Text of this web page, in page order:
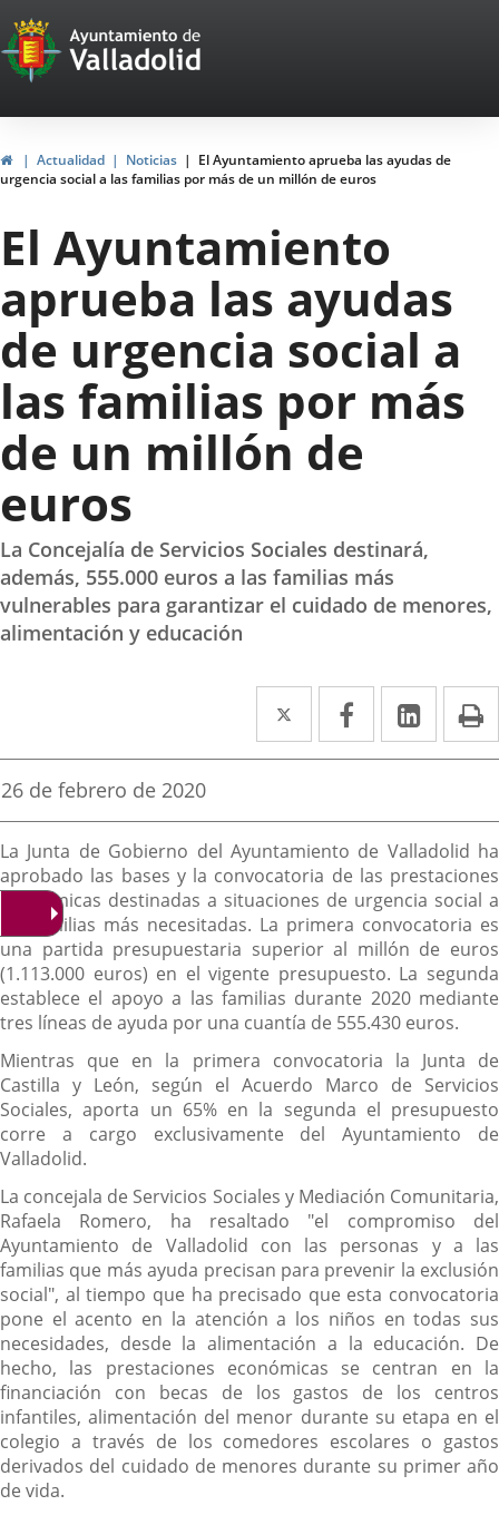
Portal
Web
del
Ayuntamiento
de
Valladolid
InicioActualidad Noticias
El Ayuntamiento aprueba las ayudas de
urgencia social a las familias por más de un millón de euros
El Ayuntamiento
aprueba las ayudas
de urgencia social a
las familias por más
de un millón de
euros
La Concejalía de Servicios Sociales destinará,
además, 555.000 euros a las familias más
vulnerables para garantizar el cuidado de menores,
alimentación y educación
Twitter
Enlace
a
aplicación
externa.
Facebook
Enlace
a
aplicación
externa.
Enlace
a
Fecha
la
noticia
26 de febrero de 2020
Descripción
La Junta de Gobierno del Ayuntamiento de Valladolid ha
aprobado las bases y la convocatoria de las prestaciones
económicas destinadas a situaciones de urgencia social a
las familias más necesitadas. La primera convocatoria es
una partida presupuestaria superior al millón de euros
(1.113.000 euros) en el vigente presupuesto. La segunda
establece el apoyo a las familias durante 2020 mediante
tres líneas de ayuda por una cuantía de 555.430 euros.
Mientras que en la primera convocatoria la Junta de
Castilla y León, según el Acuerdo Marco de Servicios
Sociales, aporta un 65% en la segunda el presupuesto
corre a cargo exclusivamente del Ayuntamiento de
Valladolid.
La concejala de Servicios Sociales y Mediación Comunitaria,
Rafaela Romero, ha resaltado "el compromiso del
Ayuntamiento de Valladolid con las personas y a las
familias que más ayuda precisan para prevenir la exclusión
social", al tiempo que ha precisado que esta convocatoria
pone el acento en la atención a los niños en todas sus
necesidades, desde la alimentación a la educación. De
hecho, las prestaciones económicas se centran en la
financiación con becas de los gastos de los centros
infantiles, alimentación del menor durante su etapa en el
colegio a través de los comedores escolares o gastos
derivados del cuidado de menores durante su primer año
de vida.